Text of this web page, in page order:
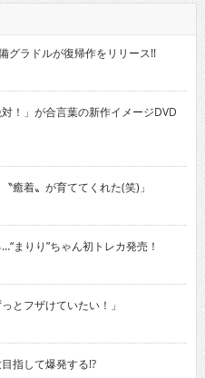
グラドルが復帰作をリリース!!
！」が合言葉の新作イメージDVD
癒着〟が育ててくれた(笑)」
まりり”ちゃん初トレカ発売！
とフザけていたい！」
指して爆発する!?